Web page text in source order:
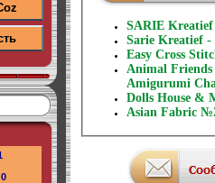
0
SARIE
Sarie Kreatief -
Easy Cross
Animal
Amigurumi
Dolls House &
Asian Fabric